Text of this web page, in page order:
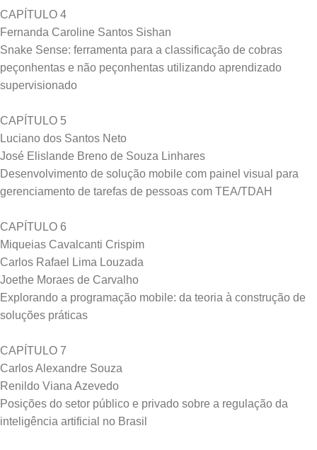
CAPÍTULO 4
Fernanda Caroline Santos Sishan
Snake Sense: ferramenta para a classificação de cobras
peçonhentas e não peçonhentas utilizando aprendizado
supervisionado
CAPÍTULO 5
Luciano dos Santos Neto
José Elislande Breno de Souza Linhares
Desenvolvimento de solução mobile com painel visual para
gerenciamento de tarefas de pessoas com TEA/TDAH
CAPÍTULO 6
Miqueias Cavalcanti Crispim
Carlos Rafael Lima Louzada
Joethe Moraes de Carvalho
Explorando a programação mobile: da teoria à construção de
soluções práticas
CAPÍTULO 7
Carlos Alexandre Souza
Renildo Viana Azevedo
Posições do setor público e privado sobre a regulação da
inteligência artificial no Brasil